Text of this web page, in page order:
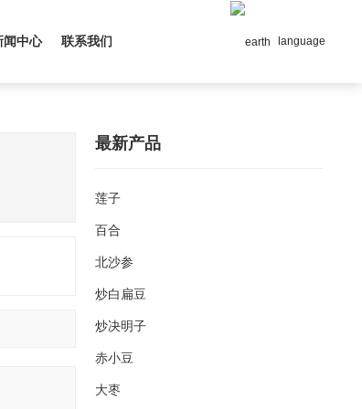
闻中心 联系我们 language
最新产品
莲子
百合
北沙参
炒白扁豆
炒决明子
赤小豆
大枣